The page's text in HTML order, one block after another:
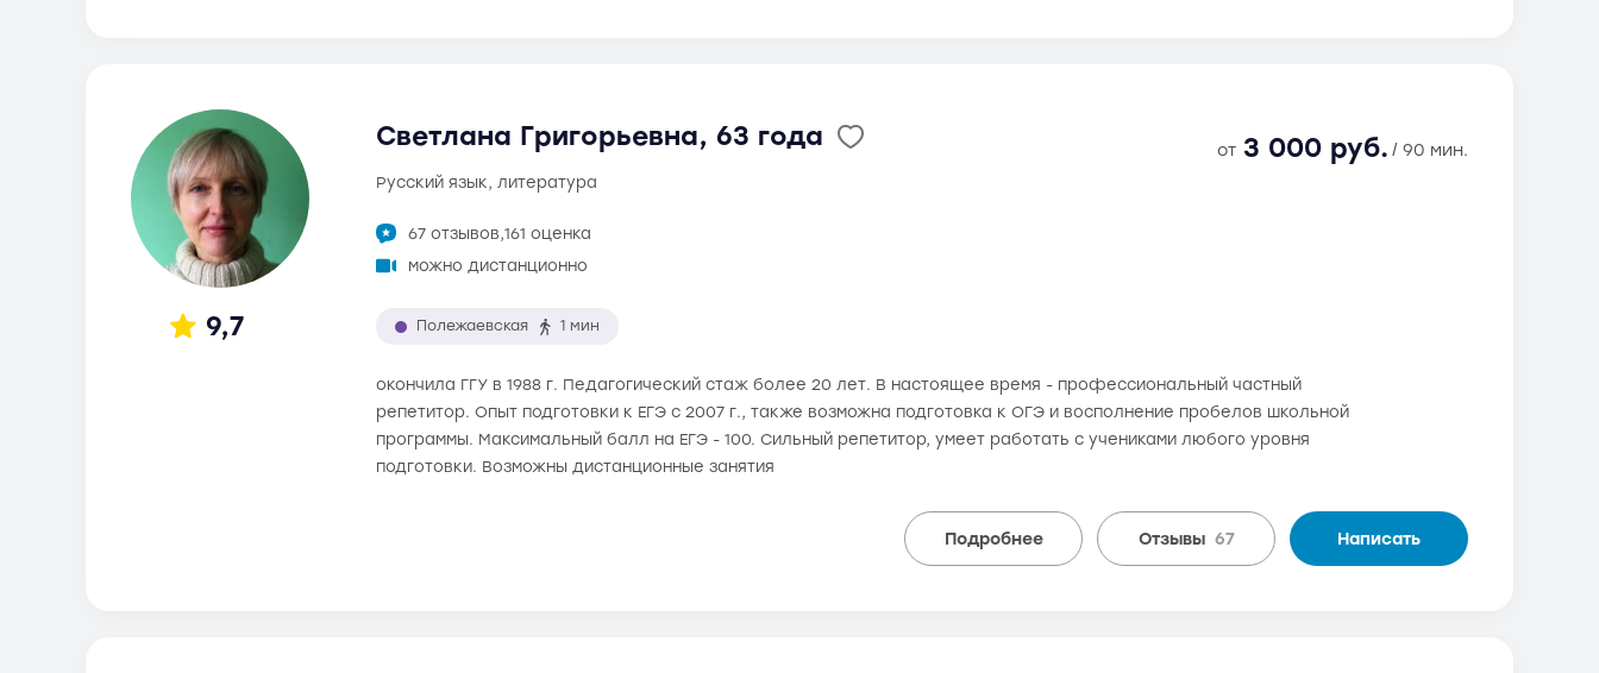
9,7
Светлана Григорьевна, 63 года от 3 000 руб. / 90 мин.
русский язык, литература
67 отзывов,161 оценка
можно дистанционно
Полежаевская 1 мин
окончила ГГУ в 1988 г. Педагогический стаж более 20 лет. В настоящее время - профессиональный частный
репетитор. Опыт подготовки к ЕГЭ с 2007 г., также возможна подготовка к ОГЭ и восполнение пробелов школьной
программы. Максимальный балл на ЕГЭ - 100. Сильный репетитор, умеет работать с учениками любого уровня
подготовки. Возможны дистанционные занятия
Подробнее Отзывы 67 Написать